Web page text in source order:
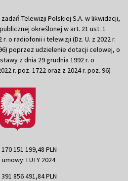
Telewizji Polskiej S.A. w likwidacji,
określonej w art. 21 ust. 1
o radiofonii i telewizji (Dz. U. z 2022 r.
poprzez udzielenie dotacji celowej, o
z dnia 29 grudnia 1992 r. o
r. poz. 1722 oraz z 2024 r. poz. 96)
151 199,48 PLN
LUTY 2024
856 491,84 PLN